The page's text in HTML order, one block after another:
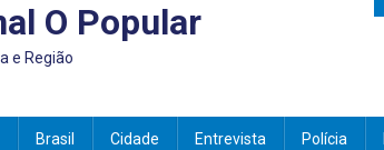
O Popular
e Região
Brasil Cidade Entrevista Polícia